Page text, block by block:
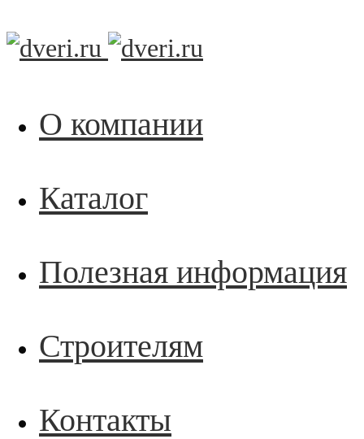
О компании
Каталог
Полезная информация
Строителям
Контакты